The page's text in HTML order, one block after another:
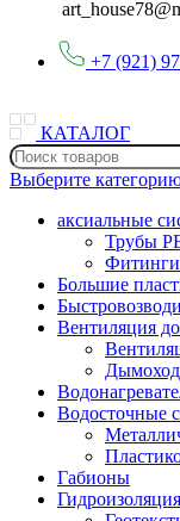
+7 (921)
КАТАЛОГ
Выберите
аксиальные
Трубы
Фитинги
Большие
Вентиляция
Водосточные
Габионы